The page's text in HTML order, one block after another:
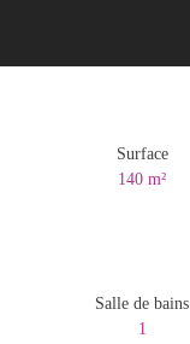
Surface
140m²
Salle de bains
1